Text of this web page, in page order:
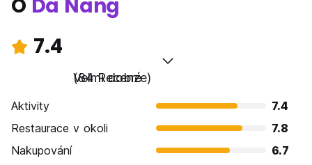
O Da Nang
7.4
Velmi dobré
(84 Recenze)
Aktivity
7.4
Restaurace v okoli
7.8
Nakupování
6.7